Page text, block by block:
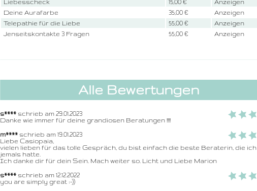
Liebesscheck
15,00 €
Anzeigen
Deine Aurafarbe
35,00 €
Anzeigen
Telepathie für die Liebe
55,00 €
Anzeigen
Jenseitskontakte 3 Fragen
55,00 € Anzeigen
Alle Bewertungen
s**** schrieb am 29.01.2023
Danke wie immer für deine grandiosen Beratungen !!!!
m**** schrieb am 19.01.2023
Liebe Casiopaia,
vielen lieben für das tolle Gespräch, du bist einfach die beste Beraterin, die ich
jemals hatte.
Ich danke dir für dein Sein. Mach weiter so. Licht und Liebe Marion
s**** schrieb am 12.12.2022
you are simply great :-))